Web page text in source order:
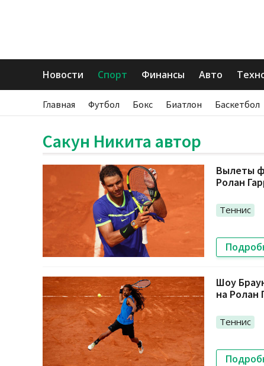
Новости Спорт Финансы Авто
Главная Футбол Бокс Биатлон Баскетбол
Сакун Никита автор
Вылеты
Ролан
Теннис
Шоу
на Ролан
Теннис